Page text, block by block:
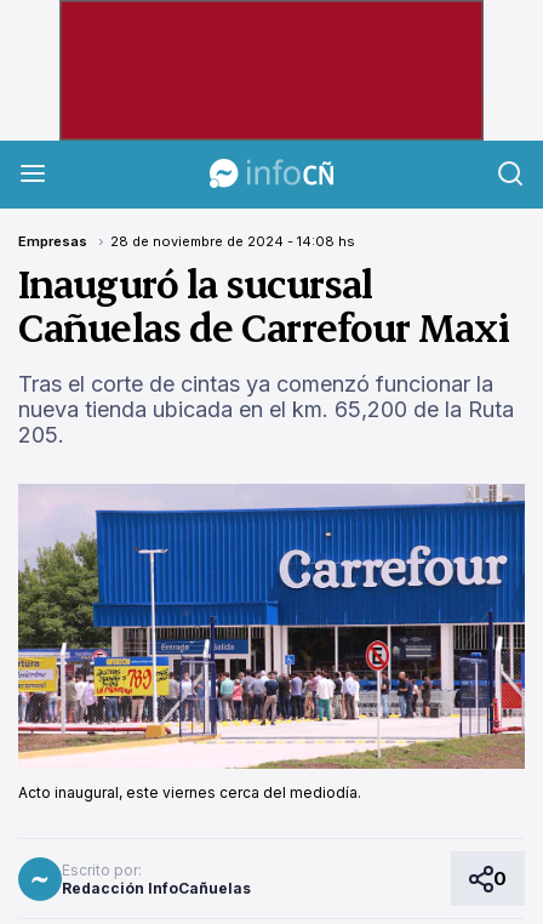
Empresas 28 de noviembre de 2024 - 14:08 hs
Inauguró la sucursal
Cañuelas de Carrefour Maxi
Tras el corte de cintas ya comenzó funcionar la
nueva tienda ubicada en el km. 65,200 de la Ruta
205.
Acto inaugural, este viernes cerca del mediodía.
Escrito por:
Redacción InfoCañuelas
0